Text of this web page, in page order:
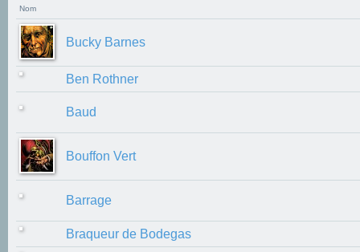
Nom
Bucky Barnes
Ben Rothner
Baud
Bouffon Vert
Barrage
Braqueur de Bodegas